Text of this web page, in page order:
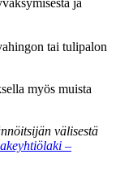
ja
tai tulipalon
myös muista
välisestä
–